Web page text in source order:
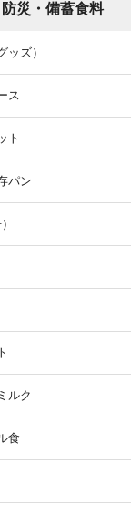
防災・備蓄食料
ッズ）
ス
ト
パン
ルク
食